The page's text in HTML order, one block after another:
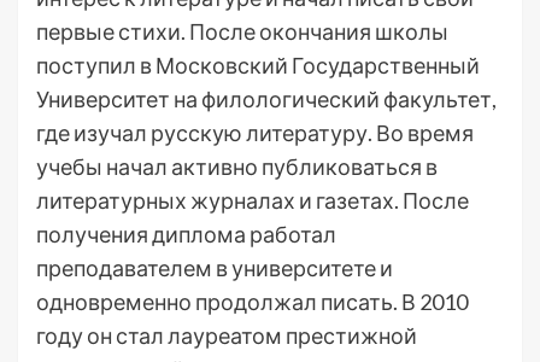
первые стихи. После окончания школы
поступил в Московский Государственный
Университет на филологический факультет,
где изучал русскую литературу. Во время
учебы начал активно публиковаться в
литературных журналах и газетах. После
получения диплома работал
преподавателем в университете и
одновременно продолжал писать. В 2010
году он стал лауреатом престижной